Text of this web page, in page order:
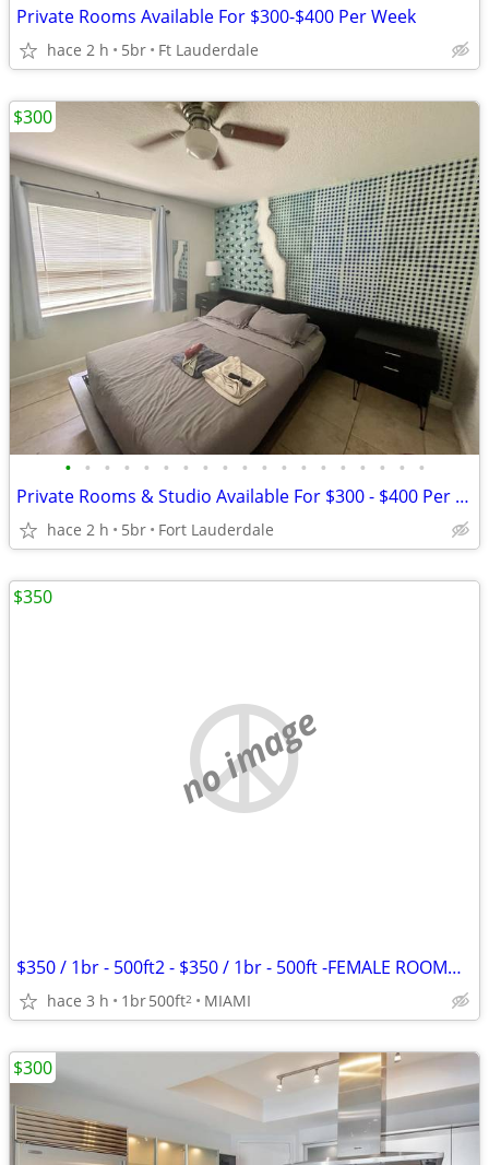
Private Rooms Available For $300-$400 Per Week
hace 2 h 5br Ft Lauderdale
• • • • • • • • • • • • • • • • • • •
Private Rooms & Studio Available For $300 - $400 Per Week
hace 2 h 5br Fort Lauderdale
$300
no image
$350 / 1br - 500ft2 - $350 / 1br - 500ft -FEMALE ROOMMATE NEED
hace 3 h 1br500ft2 MIAMI
$350
$300